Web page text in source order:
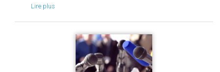
Lire plus